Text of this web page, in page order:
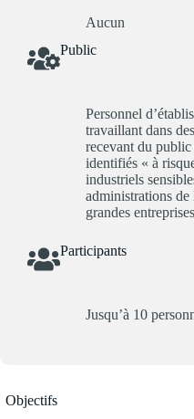
Aucun
Public
Personnel
travaillant dans
recevant du public
identifiés « à
industriels
administrations de
grandes
Participants
Jusqu’à 10
Objectifs